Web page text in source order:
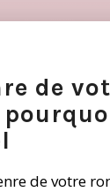
de
de votre